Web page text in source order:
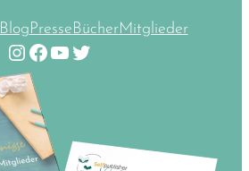
BlogPresseBücherMitglieder
Instagram Facebook YouTube Twitter